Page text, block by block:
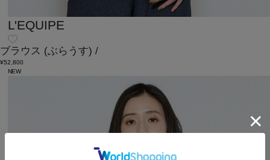
L'EQUIPE
ブラウス (ぶらうす) /
¥52,800
NEW